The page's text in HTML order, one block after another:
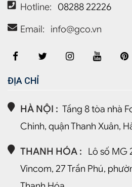
Hotline: 08288 22226
Email: info@gco.vn
ĐỊA CHỈ
HÀ NỘI : Tầng 8 tòa nhà
Chinh, quận Thanh Xuân,
THANH HÓA :
Lô số MG
Vincom, 27 Trần Phú,